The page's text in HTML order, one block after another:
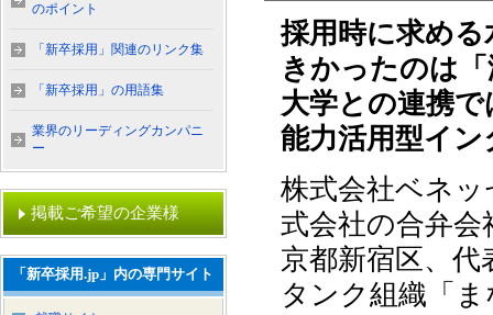
採用時に求め
きかったのは
大学との連携
能力活用型イ
株式会社ベネ
式会社の合弁
京都新宿区、
タンク組織「
のポイント
「新卒採用」関連のリンク集
「新卒採用」の用語集
業界のリーディングカンパニ
ー
掲載ご希望の企業様
「新卒採用.jp」内の専門サイト